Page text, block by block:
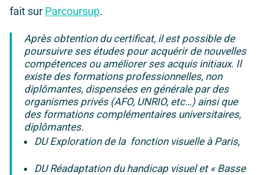
fait sur Parcoursup.
Après obtention du certificat, il est possible de
poursuivre ses études pour acquérir de nouvelles
compétences ou améliorer ses acquis initiaux. Il
existe des formations professionnelles, non
diplômantes, dispensées en générale par des
organismes privés (AFO, UNRIO, etc…) ainsi que
des formations complémentaires universitaires,
diplômantes.
DU Exploration de la fonction visuelle à Paris,
DU Réadaptation du handicap visuel et « Basse